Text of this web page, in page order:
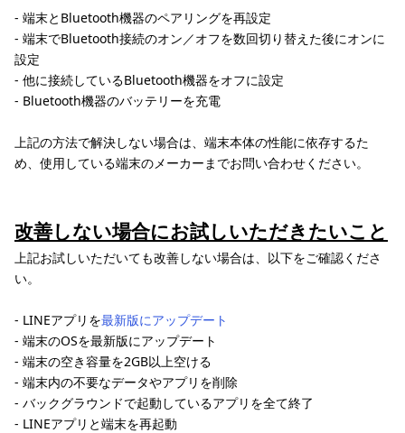
- 端末とBluetooth機器のペアリングを再設定
- 端末でBluetooth接続のオン／オフを数回切り替えた後にオンに
設定
- 他に接続しているBluetooth機器をオフに設定
- Bluetooth機器のバッテリーを充電
上記の方法で解決しない場合は、端末本体の性能に依存するた
め、使用している端末のメーカーまでお問い合わせください。
改善しない場合にお試しいただきたいこと
上記お試しいただいても改善しない場合は、以下をご確認くださ
い。
- LINEアプリを最新版にアップデート
- 端末のOSを最新版にアップデート
- 端末の空き容量を2GB以上空ける
- 端末内の不要なデータやアプリを削除
- バックグラウンドで起動しているアプリを全て終了
- LINEアプリと端末を再起動